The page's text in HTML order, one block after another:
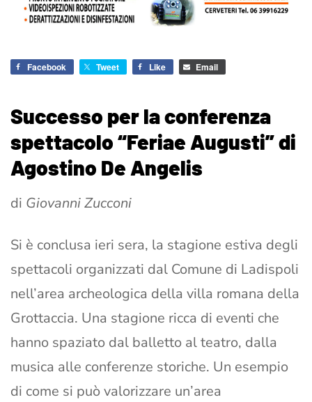
Facebook Tweet Like Email
Successo per la conferenza
spettacolo “Feriae Augusti” di
Agostino De Angelis
di Giovanni Zucconi
Si è conclusa ieri sera, la stagione estiva degli
spettacoli organizzati dal Comune di Ladispoli
nell’area archeologica della villa romana della
Grottaccia. Una stagione ricca di eventi che
hanno spaziato dal balletto al teatro, dalla
musica alle conferenze storiche. Un esempio
di come si può valorizzare un’area